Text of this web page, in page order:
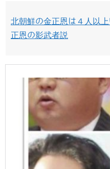
北朝鮮の金正恩は４人以
正恩の影武者説